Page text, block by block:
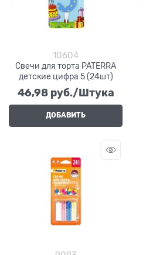
10604
Свечи для торта PATERRA
детские цифра 5 (24шт)
46,98 руб./Штука
ДОБАВИТЬ